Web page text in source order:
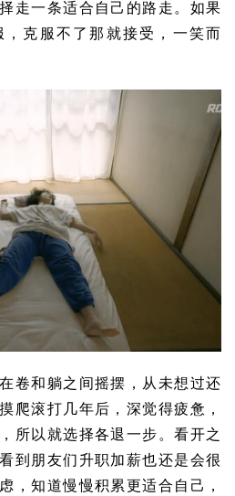
走一条适合自己的路走。如果
克服不了那就接受，一笑而
卷和躺之间摇摆，从未想过还
爬滚打几年后，深觉得疲惫，
所以就选择各退一步。看开之
到朋友们升职加薪也还是会很
，知道慢慢积累更适合自己，